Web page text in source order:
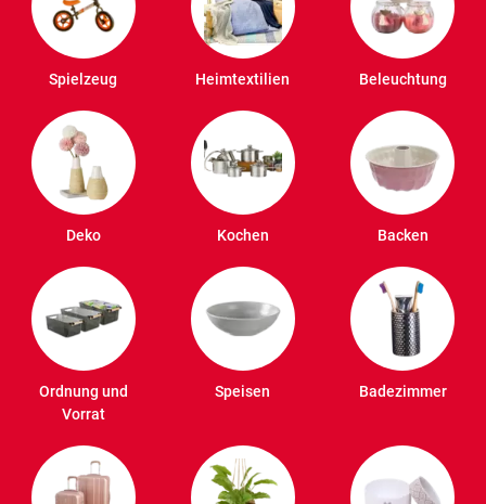
Spielzeug Heimtextilien Beleuchtung
Deko Kochen Backen
Ordnung und
Vorrat
Speisen Badezimmer